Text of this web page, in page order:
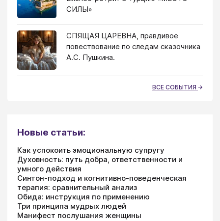
СИЛЫ»
СПЯЩАЯ ЦАРЕВНА, правдивое
повествование по следам сказочника
А.С. Пушкина.
ВСЕ СОБЫТИЯ
Новые статьи:
Как успокоить эмоциональную супругу
Духовность: путь добра, ответственности и
умного действия
Синтон-подход и когнитивно-поведенческая
терапия: сравнительный анализ
Обида: инструкция по применению
Три принципа мудрых людей
Манифест послушания женщины